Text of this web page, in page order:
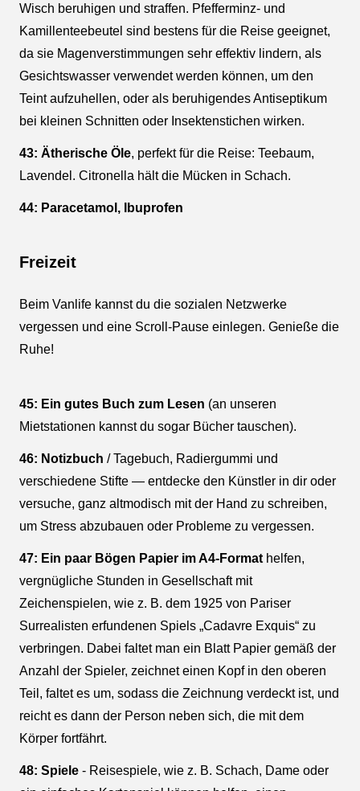
Wisch beruhigen und straffen. Pfefferminz- und
Kamillenteebeutel sind bestens für die Reise geeignet,
da sie Magenverstimmungen sehr effektiv lindern, als
Gesichtswasser verwendet werden können, um den
Teint aufzuhellen, oder als beruhigendes Antiseptikum
bei kleinen Schnitten oder Insektenstichen wirken.
43: Ätherische Öle, perfekt für die Reise: Teebaum,
Lavendel. Citronella hält die Mücken in Schach.
44: Paracetamol, Ibuprofen
Freizeit
Beim Vanlife kannst du die sozialen Netzwerke
vergessen und eine Scroll-Pause einlegen. Genieße die
Ruhe!
45: Ein gutes Buch zum Lesen (an unseren
Mietstationen kannst du sogar Bücher tauschen).
46: Notizbuch / Tagebuch, Radiergummi und
verschiedene Stifte — entdecke den Künstler in dir oder
versuche, ganz altmodisch mit der Hand zu schreiben,
um Stress abzubauen oder Probleme zu vergessen.
47: Ein paar Bögen Papier im A4-Format helfen,
vergnügliche Stunden in Gesellschaft mit
Zeichenspielen, wie z. B. dem 1925 von Pariser
Surrealisten erfundenen Spiels „Cadavre Exquis“ zu
verbringen. Dabei faltet man ein Blatt Papier gemäß der
Anzahl der Spieler, zeichnet einen Kopf in den oberen
Teil, faltet es um, sodass die Zeichnung verdeckt ist, und
reicht es dann der Person neben sich, die mit dem
Körper fortfährt.
48: Spiele - Reisespiele, wie z. B. Schach, Dame oder